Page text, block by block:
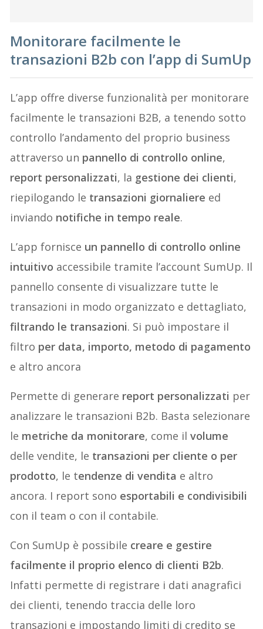
Monitorare facilmente le
transazioni B2b con l’app di SumUp
L’app offre diverse funzionalità per monitorare
facilmente le transazioni B2B, a tenendo sotto
controllo l’andamento del proprio business
attraverso un pannello di controllo online,
report personalizzati, la gestione dei clienti,
riepilogando le transazioni giornaliere ed
inviando notifiche in tempo reale.
L’app fornisce un pannello di controllo online
intuitivo accessibile tramite l’account SumUp. Il
pannello consente di visualizzare tutte le
transazioni in modo organizzato e dettagliato,
filtrando le transazioni. Si può impostare il
filtro per data, importo, metodo di pagamento
e altro ancora
Permette di generare report personalizzati per
analizzare le transazioni B2b. Basta selezionare
le metriche da monitorare, come ilvolume
delle vendite, le transazioni per cliente o per
prodotto, le tendenze di vendita e altro
ancora. I report sono esportabili e condivisibili
con il team o con il contabile.
Con SumUp è possibile creare e gestire
facilmente il proprio elenco di clienti B2b.
Infatti permette di registrare i dati anagrafici
dei clienti, tenendo traccia delle loro
transazioni e impostando limiti di credito se